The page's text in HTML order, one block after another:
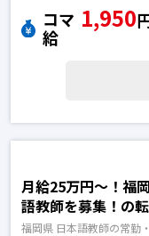
また、他の先生方とのコ
常に相談できる雰囲気で
初級の主教材は「つなぐ
また、教職員スペースは
を通して教職員間での学
また、各教室プロジェク
師の転職求人
コマ
給
1,950
月給25万円〜！福
語教師を募集！の
福岡県 日本語教師の常勤